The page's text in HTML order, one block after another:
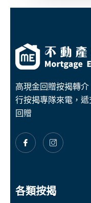
高現金回贈按揭轉
行按揭專隊來電，
回贈
各類按揭